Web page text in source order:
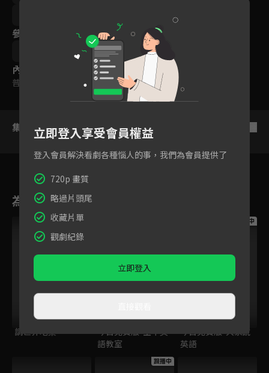
參與演員
內容標籤
普遍級
集數列表
為您推薦
跟播中
請世界吃桌
今日免費版-空中英
語教室
跟播中
今日免費版-大家說
英語
跟播中
立即登入享受會員權益
登入會員解決看劇各種惱人的事，我們為會員提供了
720p 畫質
略過片頭尾
收藏片單
觀劇紀錄
立即登入